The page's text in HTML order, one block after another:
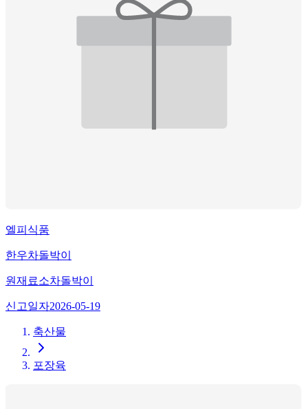
엘피식품
한우차돌박이
원재료소차돌박이
신고일자2026-05-19
축산물
포장육